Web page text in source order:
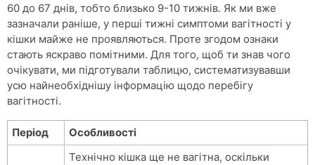
60 до 67 днів, тобто близько 9-10 тижнів. Як ми вже
зазначали раніше, у перші тижні симптоми вагітності у
кішки майже не проявляються. Проте згодом ознаки
стають яскраво помітними. Для того, щоб ти знав чого
очікувати, ми підготували таблицю, систематизувавши
усю найнеобхіднішу інформацію щодо перебігу
вагітності.
Період Особливості
Технічно кішка ще не вагітна, оскільки